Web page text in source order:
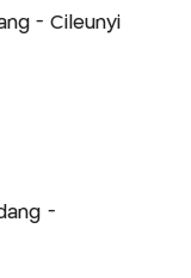
- Cileunyi
-